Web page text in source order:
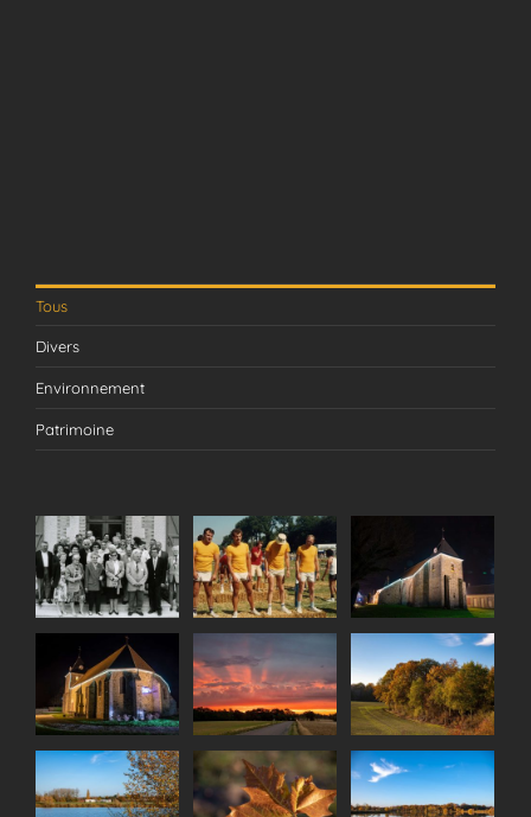
Tous
Divers
Environnement
Patrimoine
Retrouvailles des
enfants de l’école de
Villeneuve (1997)
Jeux Intervillages
années 80 !
Eglise de Villeneuve –
Illuminations janvier
2019
Eglise de Villeneuve
Illuminations janvier
2019
Soleil du matin à
Villeneuve
Automne à Villeneuve